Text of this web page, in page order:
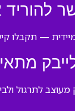
להוריד
— תקבלו
לתרגול